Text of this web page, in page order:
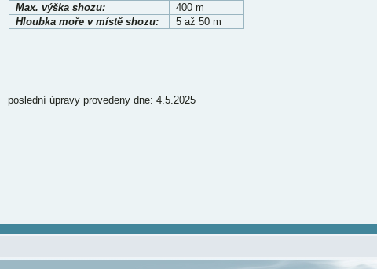
Max. výška shozu:
400 m
Hloubka moře v místě shozu:
5 až 50 m
poslední úpravy provedeny dne: 4.5.2025